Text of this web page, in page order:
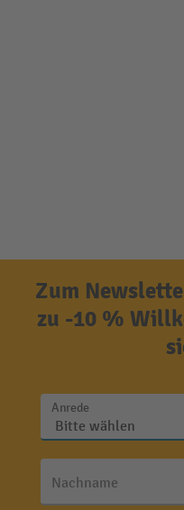
Zum
zu -10 %
Anrede
Nachname